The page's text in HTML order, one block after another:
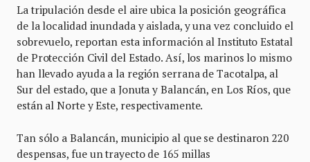
La tripulación desde el aire ubica la posición geográfica
de la localidad inundada y aislada, y una vez concluido el
sobrevuelo, reportan esta información al Instituto Estatal
de Protección Civil del Estado. Así, los marinos lo mismo
han llevado ayuda a la región serrana de Tacotalpa, al
Sur del estado, que a Jonuta y Balancán, en Los Ríos, que
están al Norte y Este, respectivamente.
Tan sólo a Balancán, municipio al que se destinaron 220
despensas, fue un trayecto de 165 millas